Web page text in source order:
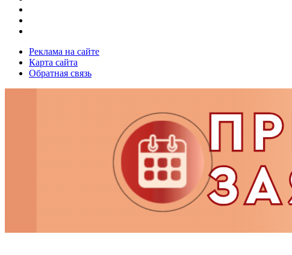
Реклама на сайте
Карта сайта
Обратная связь